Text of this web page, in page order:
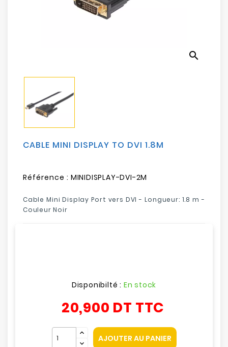
Sécurité
Mobilités
Loisirs
search
CABLE MINI DISPLAY TO DVI 1.8M
Référence : MINIDISPLAY-DVI-2M
Cable Mini Display Port vers DVI -Longueur: 1.8 m -
Couleur Noir
Disponibilté : En stock
20,900 DT TTC
AJOUTER AU PANIER